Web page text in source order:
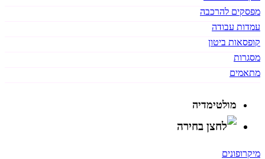
מפסקים להרכבה
עמדות עבודה
קופסאות ביטון
מסגרות
מתאמים
מולטימדיה
מיקרופונים